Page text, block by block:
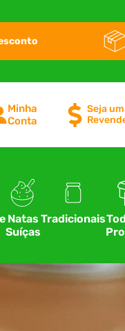
Minha
Conta
Seja um
Natas
Suíças
Tradicionais